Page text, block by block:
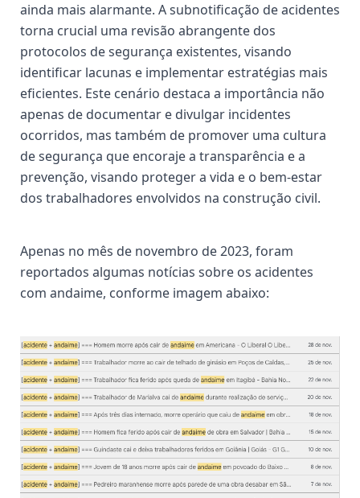
ainda mais alarmante. A subnotificação de acidentes
torna crucial uma revisão abrangente dos
protocolos de segurança existentes, visando
identificar lacunas e implementar estratégias mais
eficientes. Este cenário destaca a importância não
apenas de documentar e divulgar incidentes
ocorridos, mas também de promover uma cultura
de segurança que encoraje a transparência e a
prevenção, visando proteger a vida e o bem-estar
dos trabalhadores envolvidos na construção civil.
Apenas no mês de novembro de 2023, foram
reportados algumas notícias sobre os acidentes
com andaime, conforme imagem abaixo: